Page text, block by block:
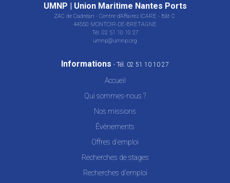
UMNP | Union Maritime Nantes Ports
ZAC de Cadréan - Centre d'Affaires ICARE - Bât C
44550 MONTOIR-DE-BRETAGNE
Tél. 02 51 10 10 27
umnp@umnp.org
Informations - Tél. 02 51 10 10 27
Accueil
Qui sommes-nous ?
Nos missions
Évènements
Offres d'emploi
Recherches de stages
Recherches d'emploi